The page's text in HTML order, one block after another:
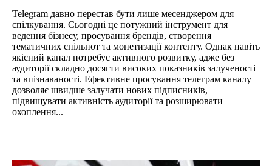
Telegram давно перестав бути лише месенджером для
спілкування. Сьогодні це потужний інструмент для
ведення бізнесу, просування брендів, створення
тематичних спільнот та монетизації контенту. Однак навіть
якісний канал потребує активного розвитку, адже без
аудиторії складно досягти високих показників залученості
та впізнаваності. Ефективне просування телеграм каналу
дозволяє швидше залучати нових підписників,
підвищувати активність аудиторії та розширювати
охоплення...